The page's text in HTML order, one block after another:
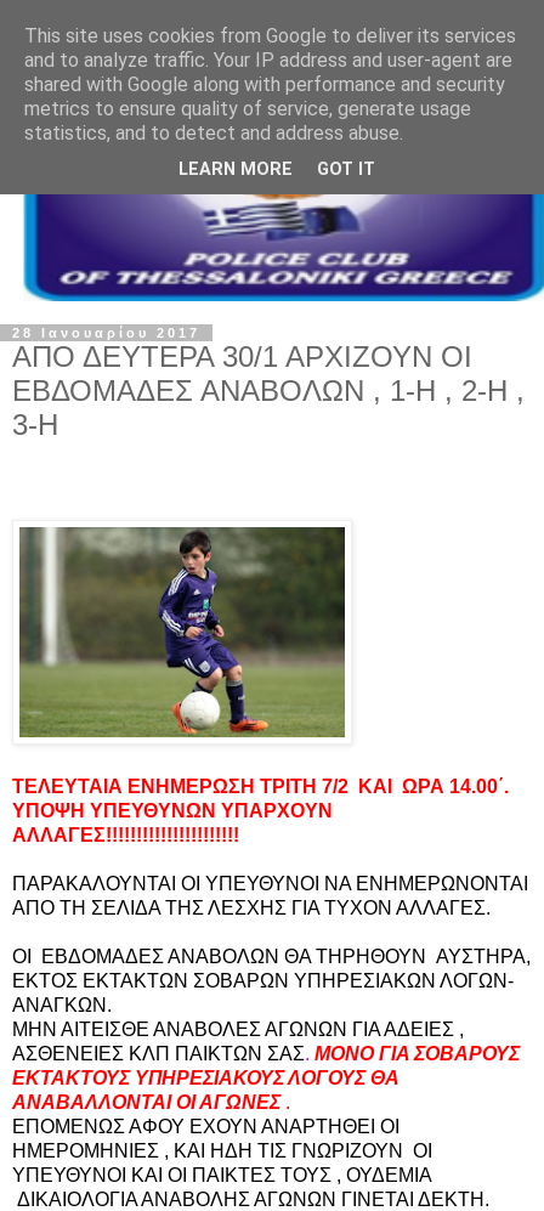
28 Ιανουαρίου 2017
ΑΠΟ ΔΕΥΤΕΡΑ 30/1 ΑΡΧΙΖΟΥΝ ΟΙ
ΕΒΔΟΜΑΔΕΣ ΑΝΑΒΟΛΩΝ , 1-Η , 2-Η ,
3-Η
TEΛΕΥΤΑΙΑ ΕΝΗΜΕΡΩΣΗ ΤΡΙΤΗ 7/2 ΚΑΙ ΩΡΑ 14.00΄.
ΥΠΟΨΗ ΥΠΕΥΘΥΝΩΝ ΥΠΑΡΧΟΥΝ
ΑΛΛΑΓΕΣ!!!!!!!!!!!!!!!!!!!!!!
ΠΑΡΑΚΑΛΟΥΝΤΑΙ ΟΙ ΥΠΕΥΘΥΝΟΙ ΝΑ ΕΝΗΜΕΡΩΝΟΝΤΑΙ
ΑΠΟ ΤΗ ΣΕΛΙΔΑ ΤΗΣ ΛΕΣΧΗΣ ΓΙΑ ΤΥΧΟΝ ΑΛΛΑΓΕΣ.
ΟΙ ΕΒΔΟΜΑΔΕΣ ΑΝΑΒΟΛΩΝ ΘΑ ΤΗΡΗΘΟΥΝ ΑΥΣΤΗΡΑ,
ΕΚΤΟΣ ΕΚΤΑΚΤΩΝ ΣΟΒΑΡΩΝ ΥΠΗΡΕΣΙΑΚΩΝ ΛΟΓΩΝ-
ΑΝΑΓΚΩΝ.
ΜΗΝ ΑΙΤΕΙΣΘΕ ΑΝΑΒΟΛΕΣ ΑΓΩΝΩΝ ΓΙΑ ΑΔΕΙΕΣ ,
ΑΣΘΕΝΕΙΕΣ ΚΛΠ ΠΑΙΚΤΩΝ ΣΑΣ. ΜΟΝΟ ΓΙΑ ΣΟΒΑΡΟΥΣ
ΕΚΤΑΚΤΟΥΣ ΥΠΗΡΕΣΙΑΚΟΥΣ ΛΟΓΟΥΣ ΘΑ
ΑΝΑΒΑΛΛΟΝΤΑΙ ΟΙ ΑΓΩΝΕΣ.
ΕΠΟΜΕΝΩΣ ΑΦΟΥ ΕΧΟΥΝ ΑΝΑΡΤΗΘΕΙ ΟΙ
ΗΜΕΡΟΜΗΝΙΕΣ , ΚΑΙ ΗΔΗ ΤΙΣ ΓΝΩΡΙΖΟΥΝ ΟΙ
ΥΠΕΥΘΥΝΟΙ ΚΑΙ ΟΙ ΠΑΙΚΤΕΣ ΤΟΥΣ , ΟΥΔΕΜΙΑ
ΔΙΚΑΙΟΛΟΓΙΑ ΑΝΑΒΟΛΗΣ ΑΓΩΝΩΝ ΓΙΝΕΤΑΙ ΔΕΚΤΗ.
This site uses cookies from Google to deliver its services
and to analyze traffic. Your IP address and user-agent are
shared with Google along with performance and security
metrics to ensure quality of service, generate usage
statistics, and to detect and address abuse.
LEARN MORE GOT IT